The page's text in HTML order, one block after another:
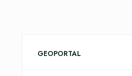
GEOPORTAL